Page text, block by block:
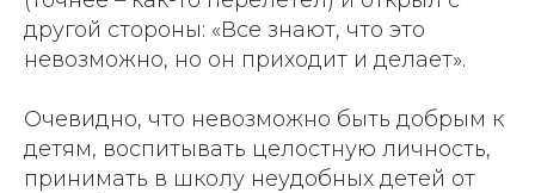
другой стороны: «Все знают, что это
невозможно, но он приходит и делает».
Очевидно, что невозможно быть добрым к
детям, воспитывать целостную личность,
принимать в школу неудобных детей от